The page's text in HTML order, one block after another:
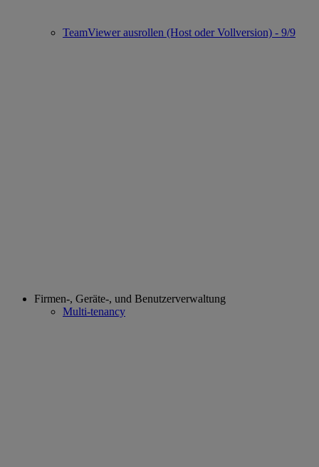
TeamViewer ausrollen (Host oder Vollversion) - 9/9
Firmen-, Geräte-, und Benutzerverwaltung
Multi-tenancy